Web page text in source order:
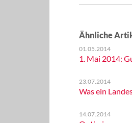
Ähnliche
01.05.2014
1. Mai 2014:
23.07.2014
Was ein
14.07.2014